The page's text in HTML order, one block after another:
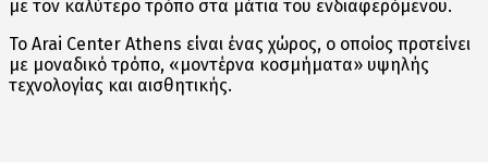
με τον καλύτερο τρόπο στα μάτια του ενδιαφερόμενου.
Το Arai Center Athens είναι ένας χώρος, ο οποίος προτείνει
με μοναδικό τρόπο, «μοντέρνα κοσμήματα» υψηλής
τεχνολογίας και αισθητικής.